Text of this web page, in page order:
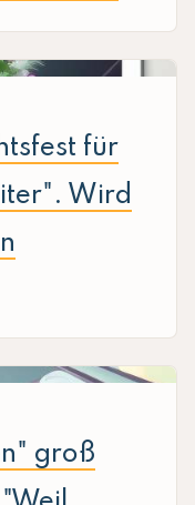
für
Wird
groß